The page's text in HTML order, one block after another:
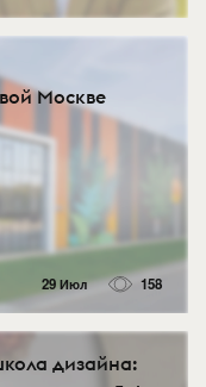
Москве
29 Июл 158
дизайна: